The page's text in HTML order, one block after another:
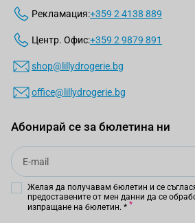
Рекламация:+359 2 4138 889
Центр. Офис:+359 2 9879 891
shop@lillydrogerie.bg
office@lillydrogerie.bg
Абонирай се за бюлетина ни
Email
Желая да получавам бюлетин и се
предоставените от мен данни да се
изпращане на бюлетин. *